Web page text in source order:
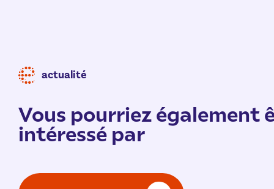
actualité
Vous pourriez également
intéressé par